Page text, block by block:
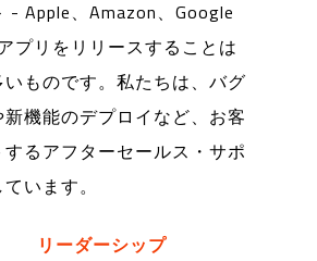
- Apple、Amazon、Google
プリをリリースすることは
ものです。私たちは、バグ
機能のデプロイなど、お客
るアフターセールス・サポ
います。
リーダーシップ